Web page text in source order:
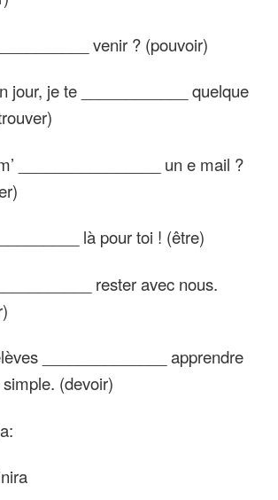
venir ? (pouvoir)
jour, je te ____________ quelque
________________ un e mail ?
là pour toi ! (être)
rester avec nous.
______________ apprendre
(devoir)